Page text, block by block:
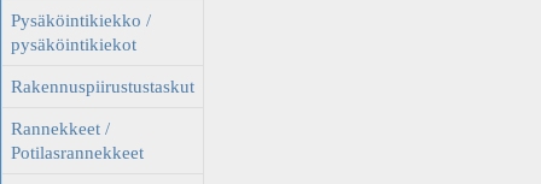
Pysäköintikiekko /
pysäköintikiekot
Rakennuspiirustustaskut
Rannekkeet /
Potilasrannekkeet